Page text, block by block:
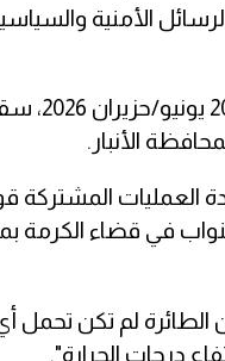
الأمنية
فقد
الأنبار.
العمليات
قضاء الكرمة
الطائرة لم تكن تحمل